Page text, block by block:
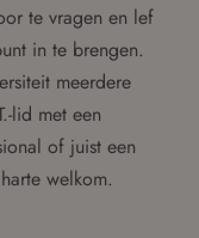
te vragen en lef
in te brengen.
meerdere
lid met een
of juist een
welkom.